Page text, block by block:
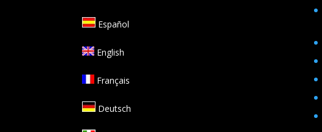
Español
English
Français
Deutsch